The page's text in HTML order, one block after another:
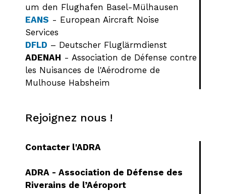
um den Flughafen Basel-Mülhausen
EANS - European Aircraft Noise
Services
DFLD – Deutscher Fluglärmdienst
ADENAH - Association de Défense contre
les Nuisances de l'Aérodrome de
Mulhouse Habsheim
Rejoignez nous !
Contacter l'ADRA
ADRA - Association de Défense des
Riverains de l’Aéroport